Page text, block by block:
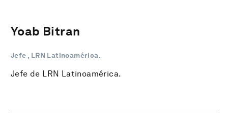
Yoab Bitran
Jefe , LRN Latinoamérica.
Jefe de LRN Latinoamérica.